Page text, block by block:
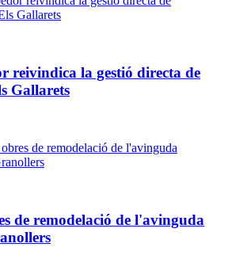
reivindica la gestió directa de
Gallarets
de remodelació de l'avinguda